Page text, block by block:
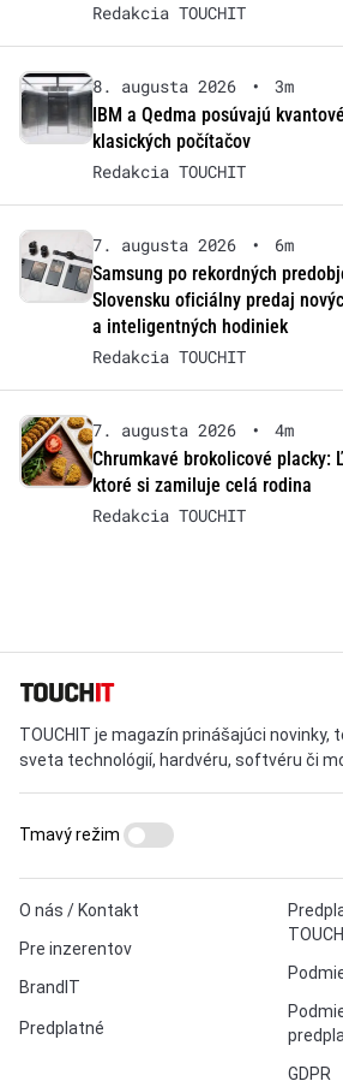
Redakcia TOUCHIT
8. augusta 2026 •
3m
IBM a Qedma posúvajú
klasických počítačov
Redakcia TOUCHIT
7. augusta 2026 •
6m
Samsung po rekordných
Slovensku oficiálny predaj
a inteligentných hodiniek
Redakcia TOUCHIT
7. augusta 2026 •
4m
Chrumkavé brokolicové placky:
ktoré si zamiluje celá rodina
Redakcia TOUCHIT
TOUCHIT je magazín prinášajúci novinky,
sveta technológií, hardvéru, softvéru či
O nás / Kontakt
Pre inzerentov
BrandIT
Predplatné
GDPR
Tmavý režim